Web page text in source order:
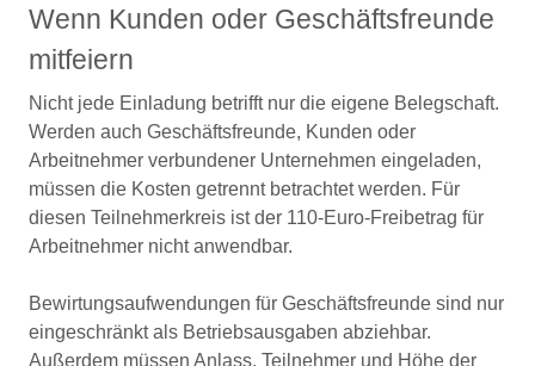
Wenn Kunden oder Geschäftsfreunde
mitfeiern
Nicht jede Einladung betrifft nur die eigene Belegschaft.
Werden auch Geschäftsfreunde, Kunden oder
Arbeitnehmer verbundener Unternehmen eingeladen,
müssen die Kosten getrennt betrachtet werden. Für
diesen Teilnehmerkreis ist der 110-Euro-Freibetrag für
Arbeitnehmer nicht anwendbar.
Bewirtungsaufwendungen für Geschäftsfreunde sind nur
eingeschränkt als Betriebsausgaben abziehbar.
Außerdem müssen Anlass, Teilnehmer und Höhe der